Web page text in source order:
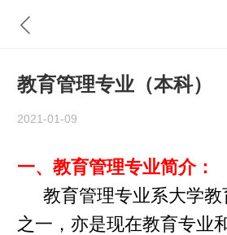
教育管理专业（本科）
2021-01-09
一、 教育管理专业简介：
教育管理专业系大学
之一，亦是现在教育专业